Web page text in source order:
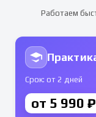
Работаем
Срок: от 2 дней
от 5 990 ₽